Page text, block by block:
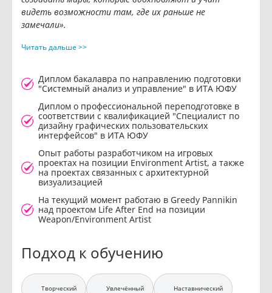
видеть возможности там, где их раньше не
замечали».
Читать дальше >>
Диплом бакалавра по направлению подготовки
"Системный анализ и управление" в ИТА ЮФУ
Диплом о профессиональной переподготовке в
соответствии с квалификацией "Специалист по
дизайну графических пользовательских
интерфейсов" в ИТА ЮФУ
Опыт работы разработчиком на игровых
проектах на позиции Environment Artist, а также
на проектах связанных с архитектурной
визуализацией
На текущий момент работаю в Greedy Pannikin
над проектом Life After End на позиции
Weapon/Environment Artist
Подход к обучению
Творческий Увлечённый Наставнический